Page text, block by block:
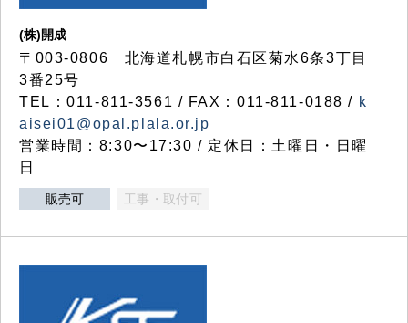
(株)開成
〒003-0806 北海道札幌市白石区菊水6条3丁目
3番25号
TEL：011-811-3561 / FAX：011-811-0188 / k
aisei01@opal.plala.or.jp
営業時間：8:30〜17:30 / 定休日：土曜日・日曜
日
販売可 工事・取付可